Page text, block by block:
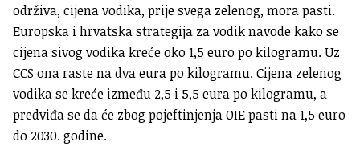
održiva, cijena vodika, prije svega zelenog, mora pasti.
Europska i hrvatska strategija za vodik navode kako se
cijena sivog vodika kreće oko 1,5 euro po kilogramu. Uz
CCS ona raste na dva eura po kilogramu. Cijena zelenog
vodika se kreće između 2,5 i 5,5 eura po kilogramu, a
predviđa se da će zbog pojeftinjenja OIE pasti na 1,5 euro
do 2030. godine.